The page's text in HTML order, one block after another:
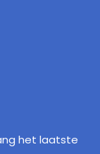
het laatste